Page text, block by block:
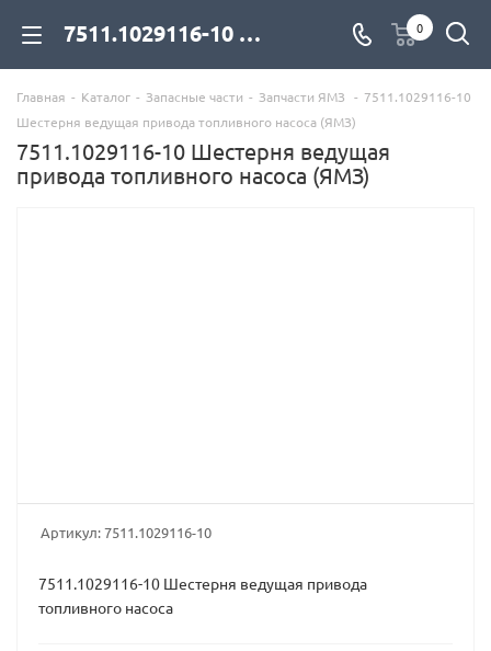
7511.1029116-10 Шестерня ведущая привода топливного насоса (ЯМЗ) для дизельных двигателей купить со склада с доставкой по цене официального дилера - компания Дизель Экспорт 0
Главная - Каталог - Запасные части - Запчасти ЯМЗ - 7511.1029116-10
Шестерня ведущая привода топливного насоса (ЯМЗ)
7511.1029116-10 Шестерня ведущая
привода топливного насоса (ЯМЗ)
Артикул:7511.1029116-10
7511.1029116-10 Шестерня ведущая привода
топливного насоса